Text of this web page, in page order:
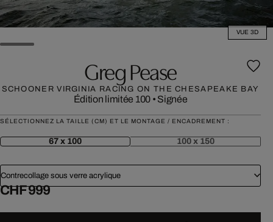
VUE 3D
Greg Pease
SCHOONER VIRGINIA RACING ON THE CHESAPEAKE BAY
Édition limitée 100 • Signée
SÉLECTIONNEZ LA TAILLE (CM) ET LE MONTAGE / ENCADREMENT :
67 x 100 100 x 150
Contrecollage sous verre acrylique
CHF 999